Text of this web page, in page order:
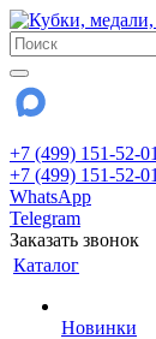
+7 (499) 151-52-01
+7 (499) 151-52-01
WhatsApp
Telegram
Заказать звонок
Каталог
Новинки